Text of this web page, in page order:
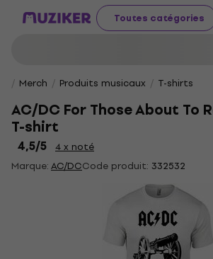
Toutes catégories
Merch Produits musicaux T-shirts
AC/DC For Those About To
T-shirt
4,5/5 4 x noté
Marque:AC/DCCode produit: 332532